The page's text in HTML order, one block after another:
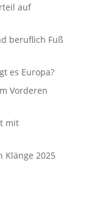
auf
beruflich Fuß
es Europa?
Vorderen
mit
Klänge 2025